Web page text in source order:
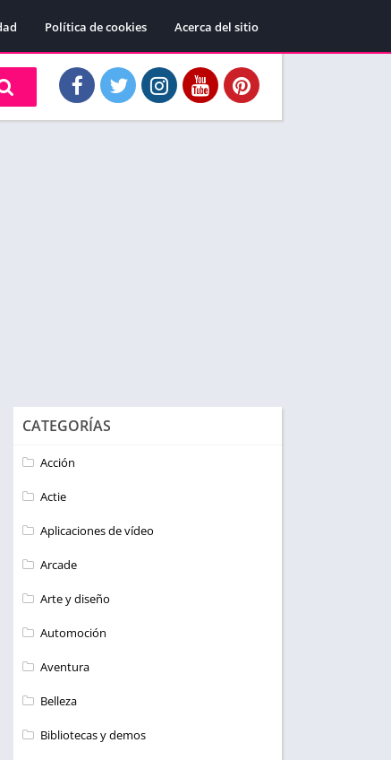
Política de cookies Acerca del sitio
CATEGORÍAS
Acción
Actie
Aplicaciones de vídeo
Arcade
Arte y diseño
Automoción
Aventura
Belleza
Bibliotecas y demos